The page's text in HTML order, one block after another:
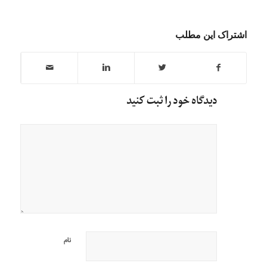
اشتراک این مطلب
دیدگاه خود را ثبت کنید
نام